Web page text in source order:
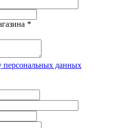
*
персональных данных